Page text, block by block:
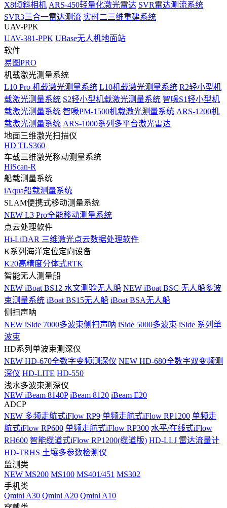
X8倾斜相机 ARS-450轻量化激光雷达 SVR雷达测流系统
SVR3三合一雷达测流 实时二三维重建系统
UAV-PPK
UAV-381-PPK UBase无人机地面站
软件
易图PRO
机载激光测量系统
L10 Pro 机载激光测量系统 L10机载激光测量系统 R2轻小型机
载激光测量系统 S2轻小型机载激光测量系统 智喙S1轻小型机
载激光测量系统 智喙PM-1500机载激光测量系统 ARS-1200机
载激光测量系统 ARS-1000系列多平台激光雷达
地面三维激光扫描仪
HD TLS360
车载三维激光移动测量系统
HiScan-R
船载测量系统
iAqua船载测量系统
SLAM便携式移动测量系统
NEW L3 Pro全能移动测量系统
点云处理软件
Hi-LiDAR 三维激光点云数据处理软件
K系列海洋定位定向设备
K20高精度分体式RTK
智能无人测量船
NEW iBoat BS12 水文测验无人船 NEW iBoat BSC 无人船多波
束测量系统 iBoat BS15无人船 iBoat BSA无人船
侧扫声呐
NEW iSide 7000多波束侧扫声呐 iSide 5000多波束 iSide 系列单
波束
HD系列单波束测深仪
NEW HD-670全数字变频测深仪 NEW HD-680全数字双变频测
深仪 HD-LITE HD-550
浅水多波束测深仪
NEW iBeam 8140P iBeam 8120 iBeam E20
ADCP
NEW 多频走航式iFlow RP9 单频走航式iFlow RP1200 单频走
航式iFlow RP600 单频走航式iFlow RP300 水平/在线式iFlow
RH600 智能缆道式iFlow RP1200(缆道版) HD-LLJ 雷达流量计
HD-TRHS 土壤多参数检测仪
监测类
NEW MS200 MS100 MS401/451 MS302
手机类
Qmini A30 Qmini A20 Qmini A10